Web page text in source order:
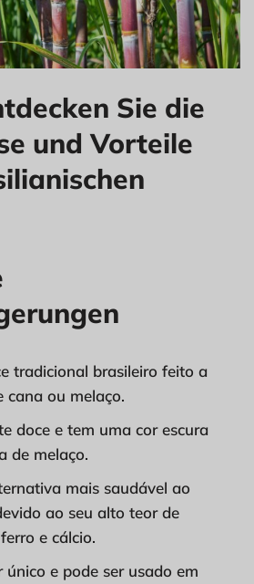
Sie die
und Vorteile
tradicional brasileiro feito a
cana ou melaço.
doce e tem uma cor escura
de melaço.
mais saudável ao
ao seu alto teor de
e cálcio.
único e pode ser usado em